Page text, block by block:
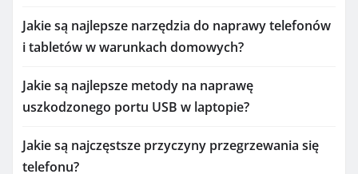
Jakie są najlepsze narzędzia do naprawy telefonów
i tabletów w warunkach domowych?
Jakie są najlepsze metody na naprawę
uszkodzonego portu USB w laptopie?
Jakie są najczęstsze przyczyny przegrzewania się
telefonu?